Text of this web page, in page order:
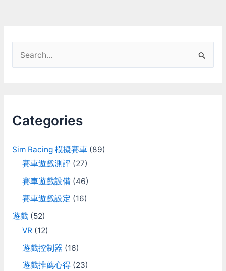
只有3.5Mbps 這麼低的流
量就算用x264用高壓縮率
h
Categories
Sim Racing 模擬賽車(89)
賽車遊戲測評(27)
賽車遊戲設備(46)
賽車遊戲設定 (16)
遊戲(52)
VR(12)
遊戲控制器 (16)
遊戲推薦心得(23)